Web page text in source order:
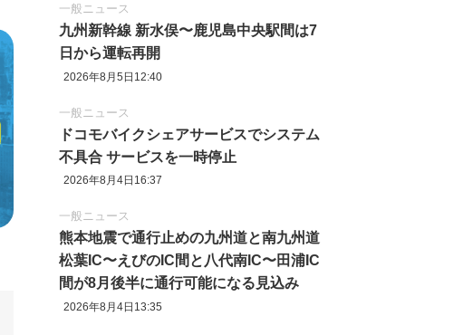
一般ニュース
九州新幹線 新水俣〜鹿児島中央駅間は7
日から運転再開
2026年8月5日12:40
一般ニュース
ドコモバイクシェアサービスでシステム
不具合 サービスを一時停止
2026年8月4日16:37
一般ニュース
熊本地震で通行止めの九州道と南九州道
松葉IC〜えびのIC間と八代南IC〜田浦IC
間が8月後半に通行可能になる見込み
2026年8月4日13:35